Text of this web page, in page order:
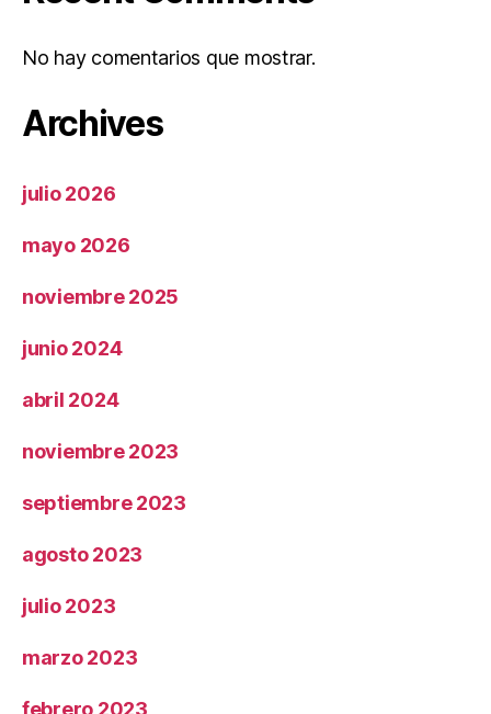
No hay comentarios que mostrar.
Archives
julio 2026
mayo 2026
noviembre 2025
junio 2024
abril 2024
noviembre 2023
septiembre 2023
agosto 2023
julio 2023
marzo 2023
febrero 2023